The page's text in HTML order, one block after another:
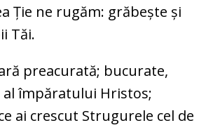
Ţie ne rugăm: grăbeşte şi
Tăi.
preacurată; bucurate,
împăratului Hristos;
ai crescut Strugurele cel de